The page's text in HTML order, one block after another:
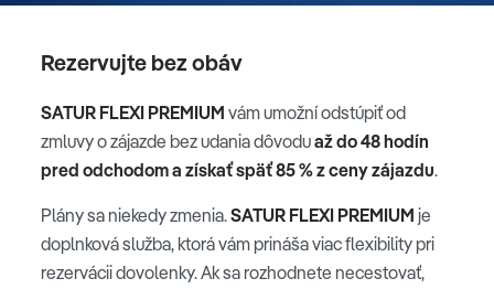
Rezervujte bez obáv
SATUR FLEXI PREMIUM vám umožní odstúpiť od
zmluvy o zájazde bez udania dôvoduaž do 48 hodín
pred odchodom a získať späť 85 % z ceny zájazdu.
Plány sa niekedy zmenia.SATUR FLEXI PREMIUM je
doplnková služba, ktorá vám prináša viac flexibility pri
rezervácii dovolenky. Ak sa rozhodnete necestovať,